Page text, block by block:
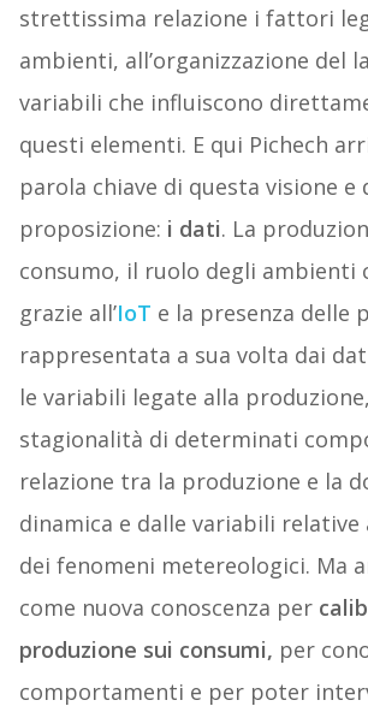
strettissima relazione i fattori
ambienti, all’organizzazione del
variabili che influiscono
questi elementi. E qui Pichech
parola chiave di questa visione e
proposizione: i dati. La
consumo, il ruolo degli ambienti
grazie all’IoT e la presenza delle
rappresentata a sua volta dai
le variabili legate alla
stagionalità di determinati
relazione tra la produzione e la
dinamica e dalle variabili relative
dei fenomeni metereologici. Ma
come nuova conoscenza per
produzione sui consumi, per
comportamenti e per poter